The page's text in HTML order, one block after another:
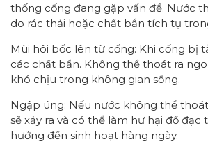
thống cống đang gặp vấn đề. Nước
do rác thải hoặc chất bẩn tích tụ
Mùi hôi bốc lên từ cống: Khi cống bị
các chất bẩn. Không thể thoát ra
khó chịu trong không gian sống.
Ngập úng: Nếu nước không thể
sẽ xảy ra và có thể làm hư hại đồ đạc
hưởng đến sinh hoạt hàng ngày.